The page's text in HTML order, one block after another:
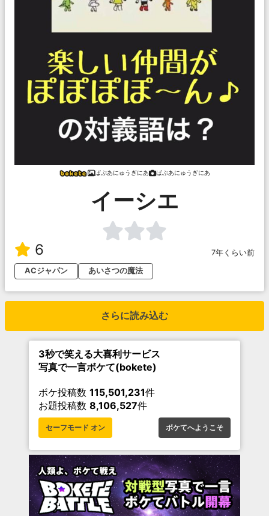
ぱぷあにゅうぎにあ ぱぷあにゅうぎにあ
イーシエ
6
7年くらい前
ACジャパン
あいさつの魔法
さらに読み込む
3秒で笑える大喜利サービス
写真で一言ボケて(bokete)
ボケ投稿数 115,501,231件
お題投稿数 8,106,527件
セーフモード オン ボケてへようこそ